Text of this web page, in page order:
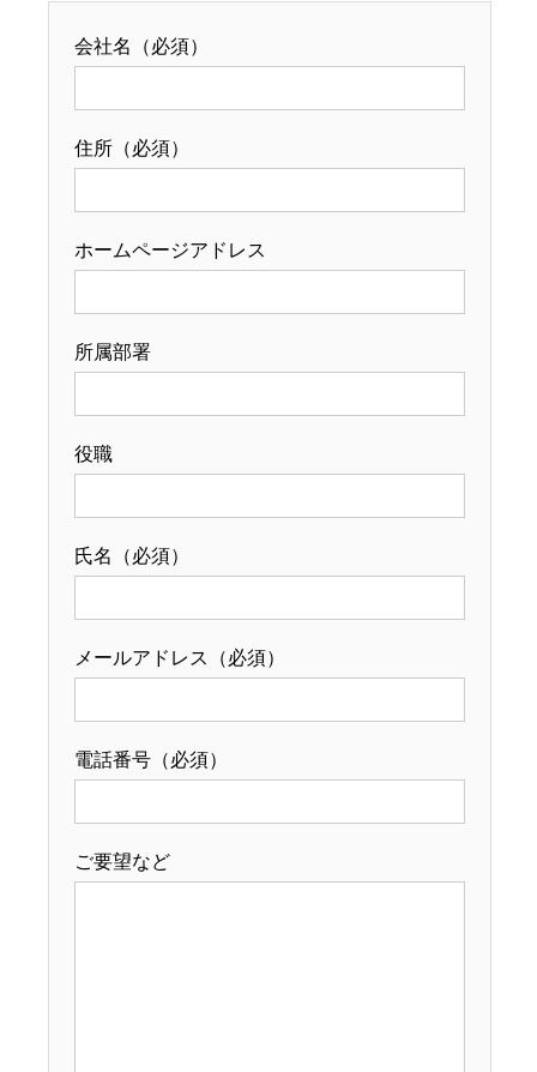
会社名（必須）
住所（必須）
ホームページアドレス
所属部署
役職
氏名（必須）
メールアドレス（必須）
電話番号（必須）
ご要望など